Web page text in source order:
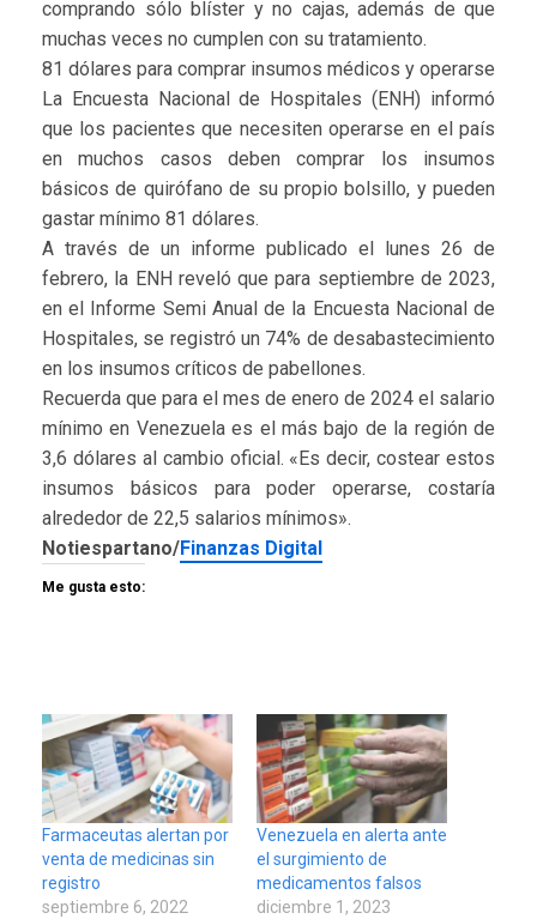
comprando sólo blíster y no cajas, además de que
muchas veces no cumplen con su tratamiento.
81 dólares para comprar insumos médicos y operarse
La Encuesta Nacional de Hospitales (ENH) informó
que los pacientes que necesiten operarse en el país
en muchos casos deben comprar los insumos
básicos de quirófano de su propio bolsillo, y pueden
gastar mínimo 81 dólares.
A través de un informe publicado el lunes 26 de
febrero, la ENH reveló que para septiembre de 2023,
en el Informe Semi Anual de la Encuesta Nacional de
Hospitales, se registró un 74% de desabastecimiento
en los insumos críticos de pabellones.
Recuerda que para el mes de enero de 2024 el salario
mínimo en Venezuela es el más bajo de la región de
3,6 dólares al cambio oficial. «Es decir, costear estos
insumos básicos para poder operarse, costaría
alrededor de 22,5 salarios mínimos».
Notiespartano/Finanzas Digital
Me gusta esto:
Farmaceutas alertan por
venta de medicinas sin
registro
septiembre 6, 2022
Venezuela en alerta ante
el surgimiento de
medicamentos falsos
diciembre 1, 2023